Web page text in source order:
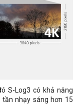
S-Log3 có khả năng
nhạy sáng hơn 15